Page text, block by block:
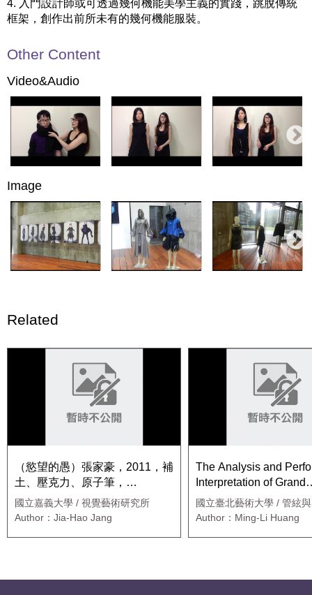
4. 入門設計師或可透過幾何機能美學主義的實踐，跳脫傳統
框架，創作出前所未有的幾何機能服裝。
Other Content
Video&Audio
Image
Related
（慾望的愚）張家豪，2011，補
土、壓克力、原子筆，
70x140cm
國立嘉義大學 / 視覺藝術研究所
Author：Jia-Hao Jang
The Analysis and
Interpretation of Grand
Polonaise by
國立臺北藝術大學 / 管絃
所擊樂組
Author：Ming-Li Huang